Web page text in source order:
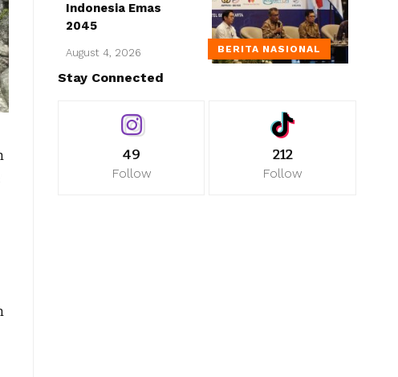
BERITA NASIONAL
Indonesia Emas
2045
August 4, 2026
Stay Connected
49
Follow
212
Follow